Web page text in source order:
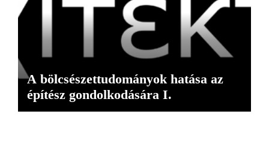
A bölcsészettudományok hatása az
építész gondolkodására I.